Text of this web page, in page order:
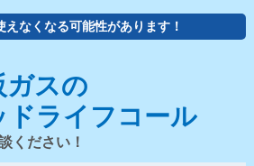
なくなる可能性があります！
ガスの
ドライフコール
ください！